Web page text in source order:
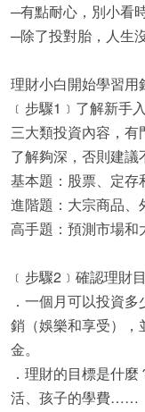
─有點耐心，別小看
─除了投對胎，人生
理財小白開始學習用
﹝步驟1﹞了解新手
三大類投資內容，有
了解夠深，否則建議
基本題：股票、定存
進階題：大宗商品、
高手題：預測市場和
﹝步驟2﹞確認理財
．一個月可以投資
銷（娛樂和享受）
金。
．理財的目標是什
活、孩子的學費……